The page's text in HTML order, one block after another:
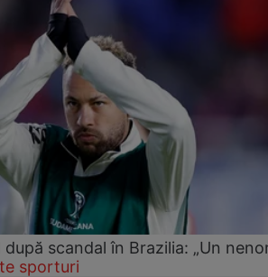
scandal în Brazilia: „Un
sporturi